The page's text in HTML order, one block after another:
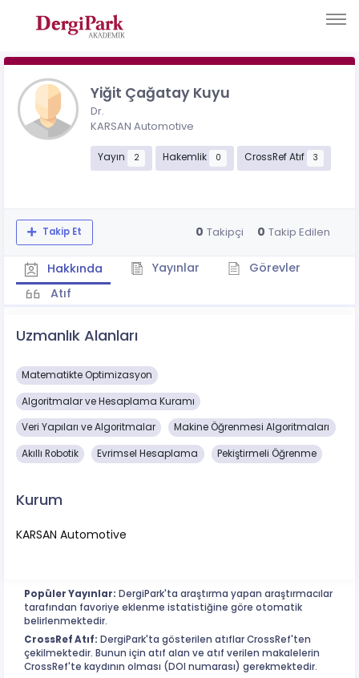
Yiğit Çağatay Kuyu
Dr.
KARSAN Automotive
Yayın 2 Hakemlik 0 CrossRef Atıf 3
Takip Et 0 Takipçi 0 Takip Edilen
Hakkında Yayınlar
Görevler
Atıf
Uzmanlık Alanları
Matematikte Optimizasyon
Algoritmalar ve Hesaplama Kuramı
Veri Yapıları ve Algoritmalar Makine Öğrenmesi Algoritmaları
Akıllı Robotik Evrimsel Hesaplama Pekiştirmeli Öğrenme
Kurum
KARSAN Automotive
Popüler Yayınlar: DergiPark'ta araştırma yapan araştırmacılar
tarafından favoriye eklenme istatistiğine göre otomatik
belirlenmektedir.
CrossRef Atıf: DergiPark'ta gösterilen atıflar CrossRef'ten
çekilmektedir. Bunun için atıf alan ve atıf verilen makalelerin
CrossRef'te kaydının olması (DOI numarası) gerekmektedir.